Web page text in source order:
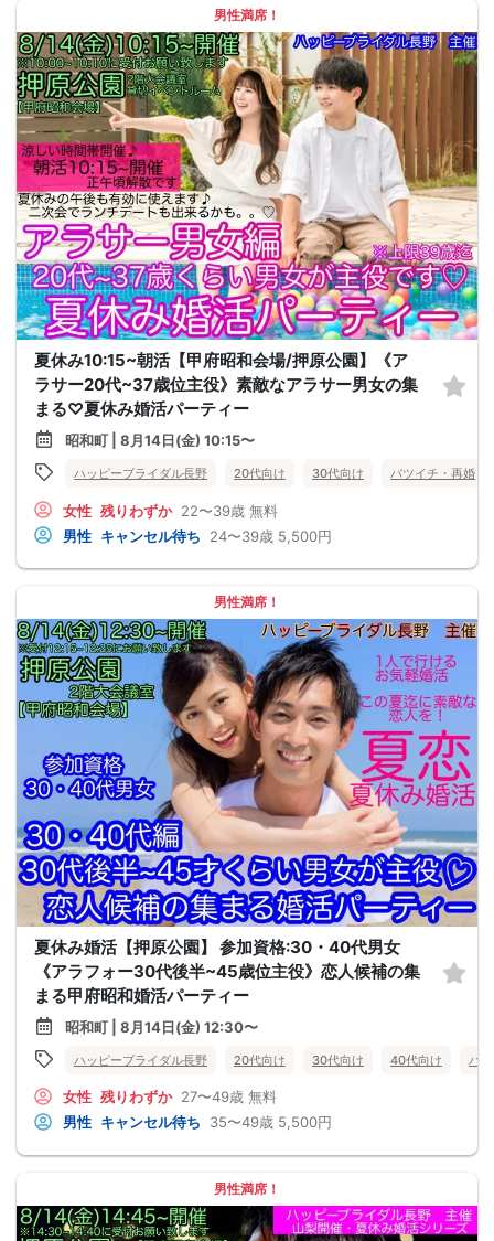
男性満席！
夏休み10:15~朝活【甲府昭和会場/押原公園】《ア
ラサー20代~37歳位主役》素敵なアラサー男女の集
まる♡夏休み婚活パーティー
昭和町 | 8月14日(金) 10:15〜
ハッピーブライダル長野 20代向け 30代向け バツイチ・再婚
女性 残りわずか 22〜39歳 無料
男性 キャンセル待ち 24〜39歳 5,500円
男性満席！
夏休み婚活【押原公園】 参加資格:30・40代男女
《アラフォー30代後半~45歳位主役》恋人候補の集
まる甲府昭和婚活パーティー
昭和町 | 8月14日(金) 12:30〜
ハッピーブライダル長野 20代向け 30代向け 40代向け バ
女性 残りわずか 27〜49歳 無料
男性 キャンセル待ち 35〜49歳 5,500円
男性満席！